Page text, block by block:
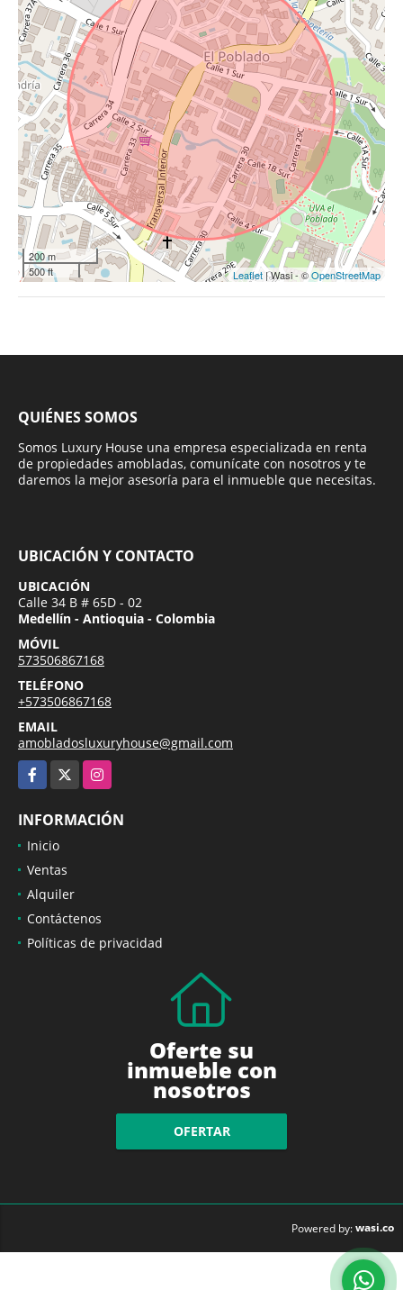
200 m
500 ft
Leaflet | Wasi - ©OpenStreetMap
QUIÉNES SOMOS
Somos Luxury House una empresa especializada en renta
de propiedades amobladas, comunícate con nosotros y te
daremos la mejor asesoría para el inmueble que necesitas.
UBICACIÓN Y CONTACTO
UBICACIÓN
Calle 34 B # 65D - 02
Medellín - Antioquia - Colombia
MÓVIL
573506867168
TELÉFONO
+573506867168
EMAIL
amobladosluxuryhouse@gmail.com
Facebook
Instagram
INFORMACIÓN
Inicio
Ventas
Alquiler
Contáctenos
Políticas de privacidad
Oferte su
inmueble con
nosotros
OFERTAR
Powered by:wasi.co